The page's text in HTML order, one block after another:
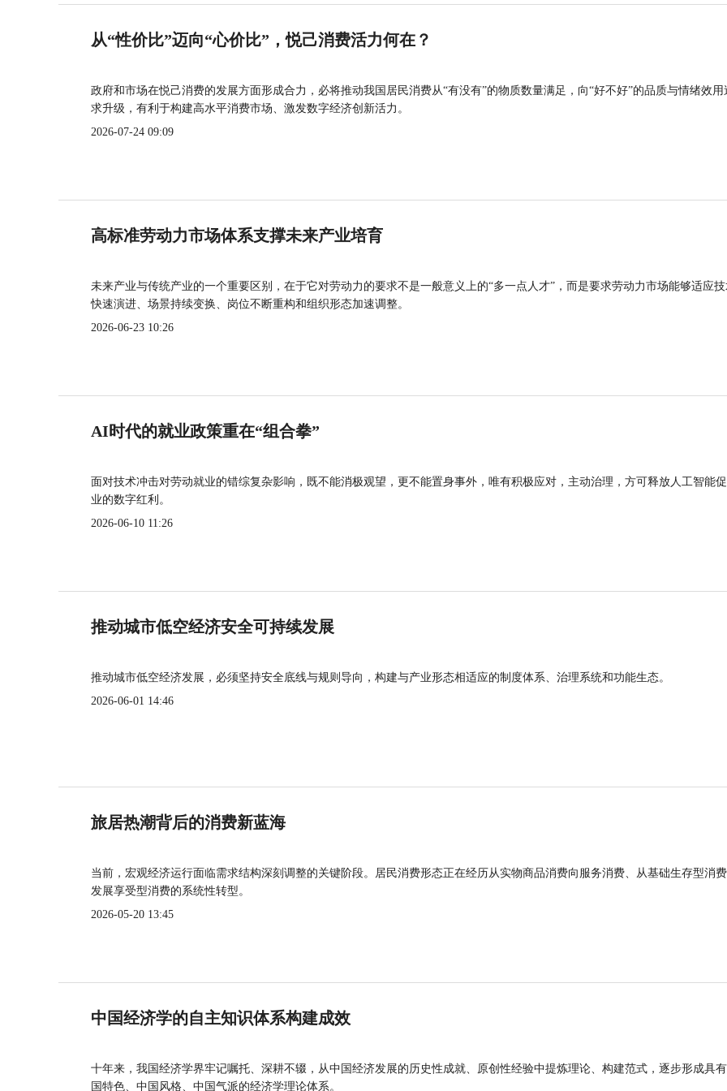
从“性价比”迈向“心价比”，悦己消费活力何在？
政府和市场在悦己消费的发展方面形成合力，必将推动我国居民消费从“有没有”的物质数量满足，向“好不好”的品质与情绪效用
求升级，有利于构建高水平消费市场、激发数字经济创新活力。
2026-07-24 09:09
高标准劳动力市场体系支撑未来产业培育
未来产业与传统产业的一个重要区别，在于它对劳动力的要求不是一般意义上的“多一点人才”，而是要求劳动力市场能够适应
快速演进、场景持续变换、岗位不断重构和组织形态加速调整。
2026-06-23 10:26
AI时代的就业政策重在“组合拳”
面对技术冲击对劳动就业的错综复杂影响，既不能消极观望，更不能置身事外，唯有积极应对，主动治理，方可释放人工智能
业的数字红利。
2026-06-10 11:26
推动城市低空经济安全可持续发展
推动城市低空经济发展，必须坚持安全底线与规则导向，构建与产业形态相适应的制度体系、治理系统和功能生态。
2026-06-01 14:46
旅居热潮背后的消费新蓝海
当前，宏观经济运行面临需求结构深刻调整的关键阶段。居民消费形态正在经历从实物商品消费向服务消费、从基础生存型消
发展享受型消费的系统性转型。
2026-05-20 13:45
中国经济学的自主知识体系构建成效
十年来，我国经济学界牢记嘱托、深耕不辍，从中国经济发展的历史性成就、原创性经验中提炼理论、构建范式，逐步形成具
国特色、中国风格、中国气派的经济学理论体系。